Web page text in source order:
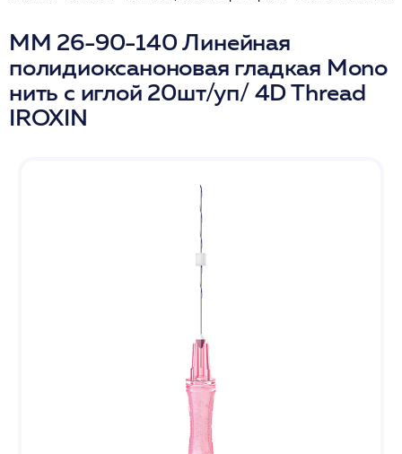
МM 26-90-140 Линейная
полидиоксаноновая гладкая Mono
нить с иглой 20шт/уп/ 4D Thread
IROXIN